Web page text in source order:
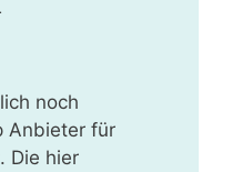
noch
Anbieter für
Die hier